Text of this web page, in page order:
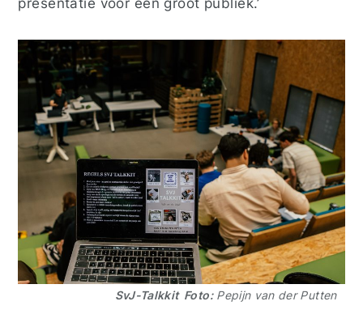
SvJ-Talkkit Foto:Pepijn van der Putten